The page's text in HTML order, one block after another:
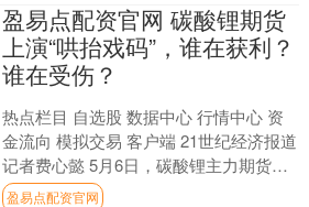
盈易点配资官网 碳酸锂期货
上演“哄抬戏码”，谁在获利？
谁在受伤？
热点栏目 自选股 数据中心 行情中心 资
金流向 模拟交易 客户端 21世纪经济报道
记者费心懿 5月6日，碳酸锂主力期货继
续强势上涨，盘中涨超7%，达19.94万....
盈易点配资官网